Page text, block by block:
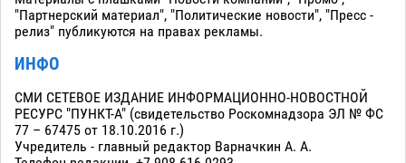
"Партнерский материал", "Политические новости", "Пресс -
релиз" публикуются на правах рекламы.
ИНФО
СМИ СЕТЕВОЕ ИЗДАНИЕ ИНФОРМАЦИОННО-НОВОСТНОЙ
РЕСУРС "ПУНКТ-А" (свидетельство Роскомнадзора ЭЛ № ФС
77 – 67475 от 18.10.2016 г.)
Учредитель - главный редактор Варначкин А. А.